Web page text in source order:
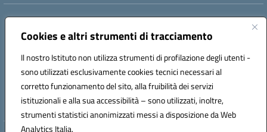
Cookies e altri strumenti di tracciamento
Il nostro Istituto non utilizza strumenti di profilazione degli utenti -
sono utilizzati esclusivamente cookies tecnici necessari al
corretto funzionamento del sito, alla fruibilità dei servizi
istituzionali e alla sua accessibilità – sono utilizzati, inoltre,
strumenti statistici anonimizzati messi a disposizione da Web
Analytics Italia.
Indirizzo:Via Canale 1, Ancona
Centralino:071 204723 Email:anpc010006@istruzione.it
Codice fiscale: 93020970427
Codice meccanografico:
ANPC010006
Codice unico di fatturazione (CUF): UFBE6V